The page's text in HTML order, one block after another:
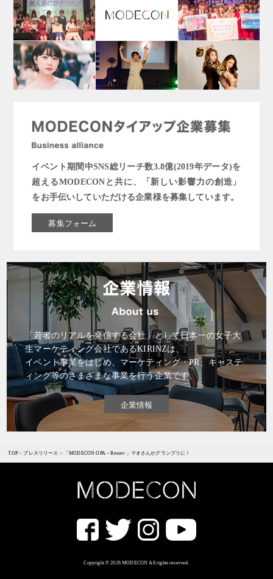
イベント期間中SNS総リーチ数3.8億(2019年データ)を
超えるMODECONと共に、「新しい影響力の創造」
をお手伝いしていただける企業様を募集しています。
募集フォーム
「若者のリアルを発信する会社」として日本一の女子大
生マーケティング会社であるKIRINZは、
イベント事業をはじめ、マーケティング・PR、キャステ
ィング等のさまざまな事業を行う企業です。
企業情報
TOP>プレスリリース > 「MODECON OPA – Resort-」マオさんがグランプリに！
Copyright © 2026 MODECON All rights reserved.